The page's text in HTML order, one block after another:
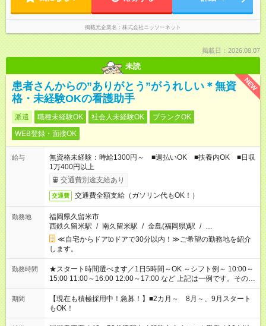
掲載元企業名 株式会社ニッソーネット
掲載日：2026.08.07
未読
NEW
患者さんからの”ありがとう”がうれしい＊無資
格・未経験OKの看護助手
派遣 職種未経験OK 社会人未経験OK
ブランクOK
WEB登録・面接OK
給与
無資格未経験：時給1300円～ ■週払いOK ■扶養内OK ■日収
1万400円以上
交通費別途支給あり
交通費 交通費全額支給（ガソリン代もOK！）
勤務地
福岡県久留米市
西鉄久留米駅 / 南久留米駅 / 金島(福岡県)駅 / …
≪自宅からドアtoドアで30分以内！≫ご希望の勤務地を紹介
します。
勤務時間
★スタート時間選べます／1日5時間～OK ～シフト例～ 10:00～
15:00 11:00～16:00 12:00～17:00 など 上記は一例です。その他
シフトもご相談ください。 ※Wワークの場合当社と合わせて法
定労働時間が週40時間を超えなければOKです。
期間
【現在も積極採用中！急募！】■2カ月～ 8月～、9月スタート
もOK！